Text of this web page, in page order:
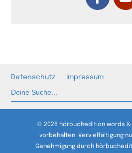
Datenschutz Impressum
nach:
© 2026 hörbuchedition words &
vorbehalten. Vervielfältigung
Genehmigung durch